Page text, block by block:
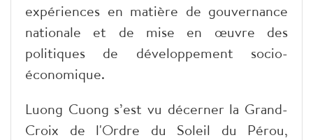
expériences en matière de gouvernance
nationale et de mise en œuvre des
politiques de développement socio-
économique.
Luong Cuong s’est vu décerner la Grand-
Croix de l'Ordre du Soleil du Pérou,